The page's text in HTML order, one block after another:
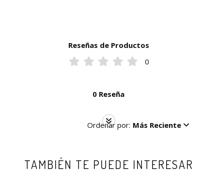
Reseñas de Productos
0
0 Reseña
Ordenar por: Más Reciente
TAMBIÉN TE PUEDE INTERESAR